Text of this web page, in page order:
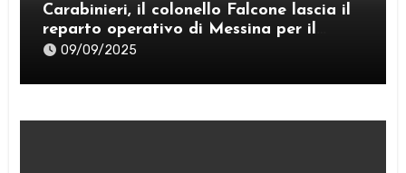
Carabinieri, il colonello Falcone lascia il
reparto operativo di Messina per il
comando provinciale di Como
09/09/2025